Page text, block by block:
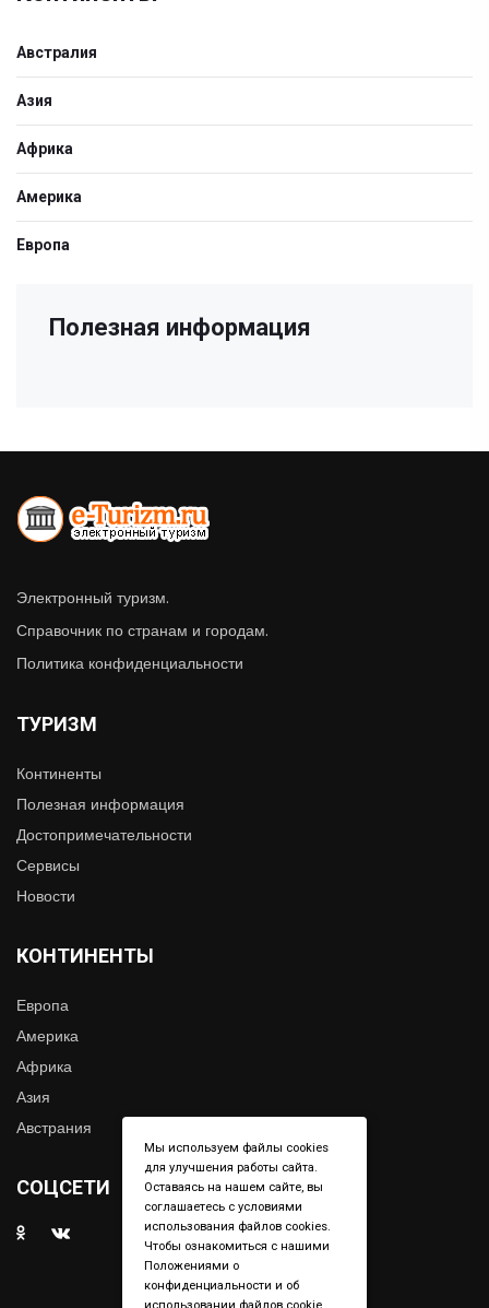
Австралия
Азия
Африка
Америка
Европа
Полезная информация
Электронный туризм.
Справочник по странам и городам.
Политика конфиденциальности
ТУРИЗМ
Континенты
Полезная информация
Достопримечательности
Сервисы
Новости
КОНТИНЕНТЫ
Европа
Америка
Африка
Азия
Австрания
СОЦСЕТИ
Мы используем файлы cookies
для улучшения работы сайта.
Оставаясь на нашем сайте, вы
соглашаетесь с условиями
использования файлов cookies.
Чтобы ознакомиться с нашими
Положениями о
конфиденциальности и об